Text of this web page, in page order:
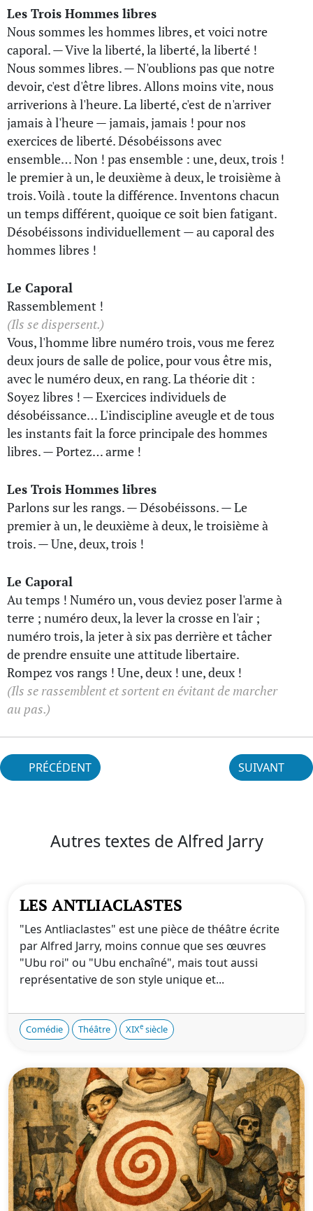
Les Trois Hommes libres
Nous sommes les hommes libres, et voici notre
caporal. — Vive la liberté, la liberté, la liberté !
Nous sommes libres. — N'oublions pas que notre
devoir, c'est d'être libres. Allons moins vite, nous
arriverions à l'heure. La liberté, c'est de n'arriver
jamais à l'heure — jamais, jamais ! pour nos
exercices de liberté. Désobéissons avec
ensemble… Non ! pas ensemble : une, deux, trois !
le premier à un, le deuxième à deux, le troisième à
trois. Voilà . toute la différence. Inventons chacun
un temps différent, quoique ce soit bien fatigant.
Désobéissons individuellement — au caporal des
hommes libres !
Le Caporal
Rassemblement !
(Ils se dispersent.)
Vous, l'homme libre numéro trois, vous me ferez
deux jours de salle de police, pour vous être mis,
avec le numéro deux, en rang. La théorie dit :
Soyez libres ! — Exercices individuels de
désobéissance… L'indiscipline aveugle et de tous
les instants fait la force principale des hommes
libres. — Portez… arme !
Les Trois Hommes libres
Parlons sur les rangs. — Désobéissons. — Le
premier à un, le deuxième à deux, le troisième à
trois. — Une, deux, trois !
Le Caporal
Au temps ! Numéro un, vous deviez poser l'arme à
terre ; numéro deux, la lever la crosse en l'air ;
numéro trois, la jeter à six pas derrière et tâcher
de prendre ensuite une attitude libertaire.
Rompez vos rangs ! Une, deux ! une, deux !
(Ils se rassemblent et sortent en évitant de marcher
au pas.)
PRÉCÉDENT SUIVANT
Autres textes de Alfred Jarry
LES ANTLIACLASTES
"Les Antliaclastes" est une pièce de théâtre écrite
par Alfred Jarry, moins connue que ses œuvres
"Ubu roi" ou "Ubu enchaîné", mais tout aussi
représentative de son style unique et...
Comédie Théâtre XIXe siècle